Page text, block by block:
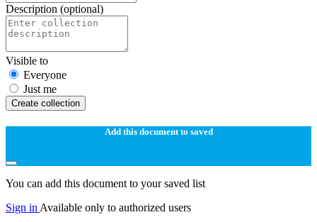
Description (optional)
Visible to
Everyone
Just me
Create collection
Add this document to saved
You can add this document to your saved list
Sign in Available only to authorized users